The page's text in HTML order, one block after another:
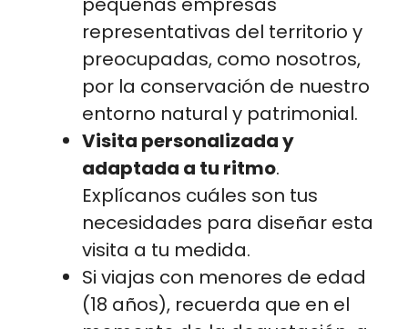
representativas del territorio y
preocupadas, como nosotros,
por la conservación de nuestro
entorno natural y patrimonial.
Visita personalizada y
adaptada a tu ritmo.
Explícanos cuáles son tus
necesidades para diseñar esta
visita a tu medida.
Si viajas con menores de edad
(18 años), recuerda que en el